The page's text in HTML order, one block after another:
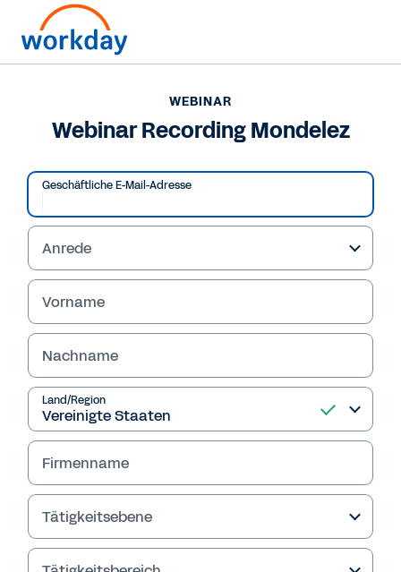
WEBINAR
Webinar Recording
Mondelez
Webinar Recording
WEBINAR
Webinar Recording Mondelez
Geschäftliche E-Mail-Adresse
Anrede
Vorname
Nachname
Land/Region
Firmenname
Tätigkeitsebene